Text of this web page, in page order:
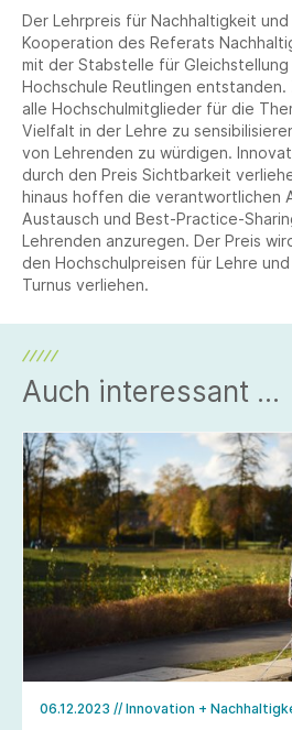
Der Lehrpreis für Nachhaltigkeit
Kooperation des Referats
mit der Stabstelle für
Hochschule Reutlingen entstanden.
alle Hochschulmitglieder für die
Vielfalt in der Lehre zu
von Lehrenden zu würdigen.
durch den Preis Sichtbarkeit
hinaus hoffen die verantwortlichen
Austausch und Best-Practice-
Lehrenden anzuregen. Der Preis
den Hochschulpreisen für Lehre
Turnus verliehen.
Auch interessant ...
06.12.2023 // Innovation +